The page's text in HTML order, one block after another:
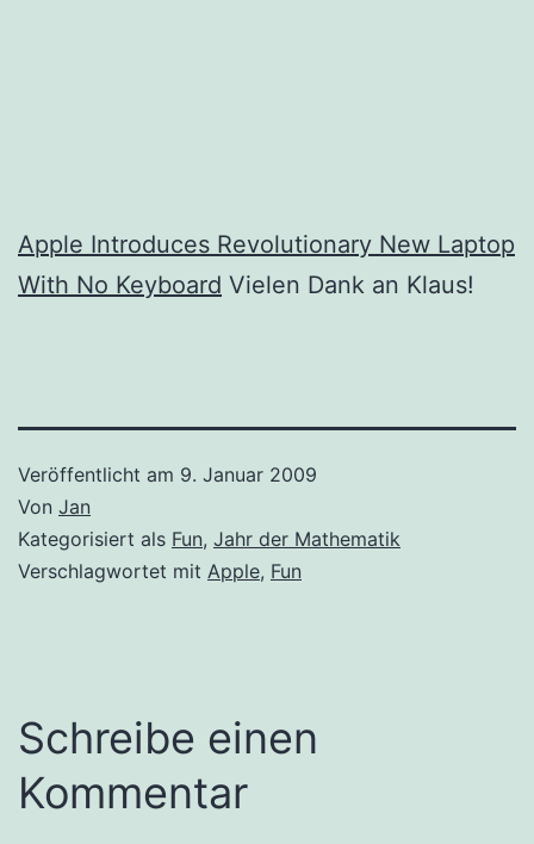
Apple Introduces Revolutionary New Laptop
With No Keyboard Vielen Dank an Klaus!
Veröffentlicht am 9. Januar 2009
Von Jan
Kategorisiert als Fun, Jahr der Mathematik
Verschlagwortet mit Apple, Fun
Schreibe einen
Kommentar